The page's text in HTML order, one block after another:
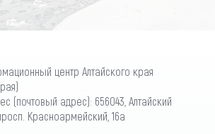
центр Алтайского края
(почтовый адрес): 656043, Алтайский
Красноармейский, 16а